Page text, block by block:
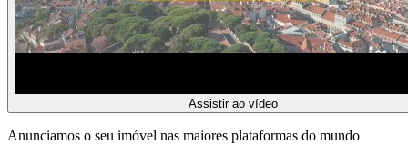
Assistir ao vídeo
Anunciamos o seu imóvel nas maiores plataformas do mundo